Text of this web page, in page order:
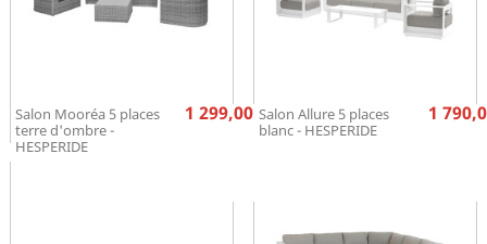
Salon Mooréa 5 places
terre d'ombre -
HESPERIDE
Prix
1 299,00 €Salon Allure 5 places
blanc - HESPERIDE
1